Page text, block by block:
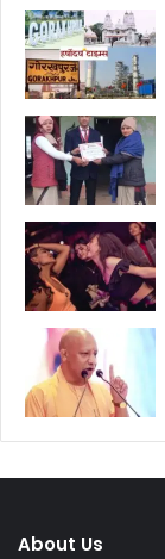
About Us